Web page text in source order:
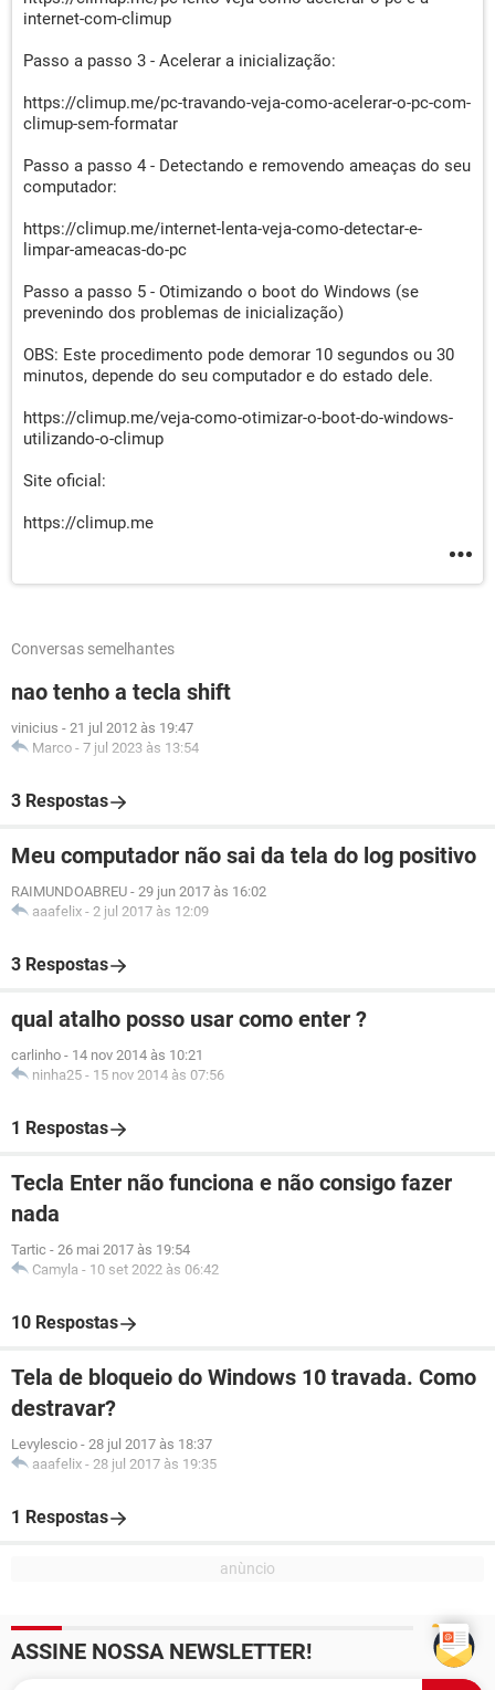
internet-com-climup
Passo a passo 3 - Acelerar a inicialização:
https://climup.me/pc-travando-veja-como-acelerar-o-pc-com-
climup-sem-formatar
Passo a passo 4 - Detectando e removendo ameaças do seu
computador:
https://climup.me/internet-lenta-veja-como-detectar-e-
limpar-ameacas-do-pc
Passo a passo 5 - Otimizando o boot do Windows (se
prevenindo dos problemas de inicialização)
OBS: Este procedimento pode demorar 10 segundos ou 30
minutos, depende do seu computador e do estado dele.
https://climup.me/veja-como-otimizar-o-boot-do-windows-
utilizando-o-climup
Site oficial:
https://climup.me
Conversas semelhantes
nao tenho a tecla shift
vinicius - 21 jul 2012 às 19:47
Marco - 7 jul 2023 às 13:54
3 Respostas
Meu computador não sai da tela do log positivo
RAIMUNDOABREU - 29 jun 2017 às 16:02
aaafelix - 2 jul 2017 às 12:09
3 Respostas
qual atalho posso usar como enter ?
carlinho - 14 nov 2014 às 10:21
ninha25 - 15 nov 2014 às 07:56
1 Respostas
Tecla Enter não funciona e não consigo fazer
nada
Tartic - 26 mai 2017 às 19:54
Camyla - 10 set 2022 às 06:42
10 Respostas
Tela de bloqueio do Windows 10 travada. Como
destravar?
Levylescio - 28 jul 2017 às 18:37
aaafelix - 28 jul 2017 às 19:35
1 Respostas
ASSINE NOSSA NEWSLETTER!